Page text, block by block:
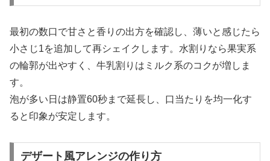
最初の数口で甘さと香りの出方を確認し、薄いと感じたら
小さじ1を追加して再シェイクします。水割りなら果実系
の輪郭が出やすく、牛乳割りはミルク系のコクが増しま
す。
泡が多い日は静置60秒まで延長し、口当たりを均一化す
ると印象が安定します。
デザート風アレンジの作り方